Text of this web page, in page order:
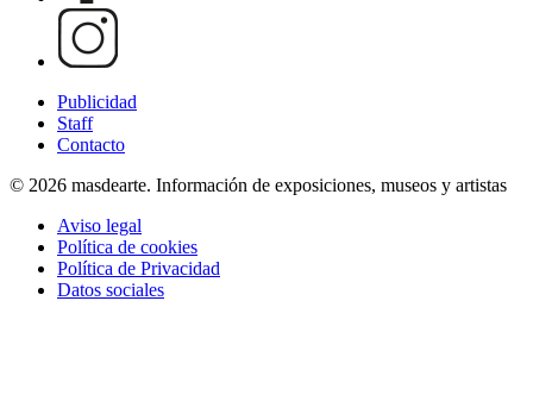
Publicidad
Staff
Contacto
© 2026 masdearte. Información de exposiciones, museos y artistas
Aviso legal
Política de cookies
Política de Privacidad
Datos sociales